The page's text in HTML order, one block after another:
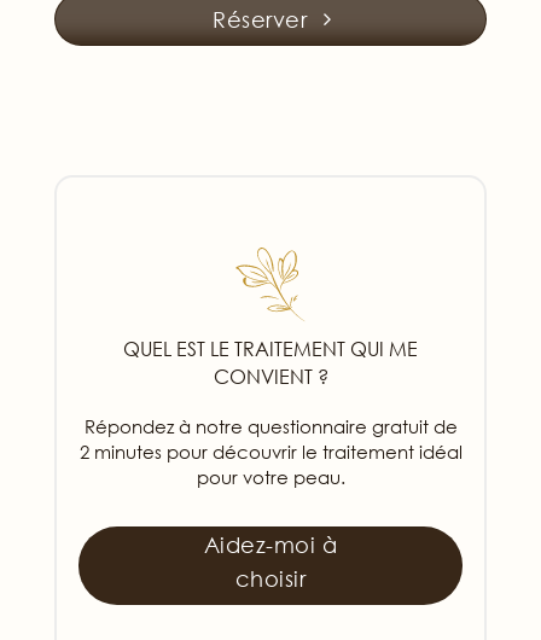
Réserver
QUEL EST LE TRAITEMENT QUI ME
CONVIENT ?
Répondez à notre questionnaire gratuit de
2 minutes pour découvrir le traitement idéal
pour votre peau.
Aidez-moi à
choisir